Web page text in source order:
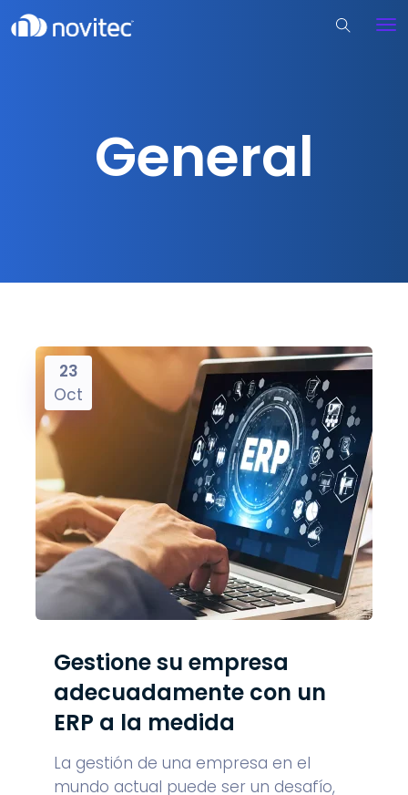
General
23
Oct
Gestione su empresa
adecuadamente con un
ERP a la medida
La gestión de una empresa en el
mundo actual puede ser un desafío,